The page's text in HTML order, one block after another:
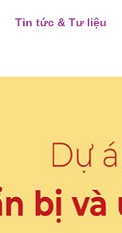
Tin tức & Tư liệu